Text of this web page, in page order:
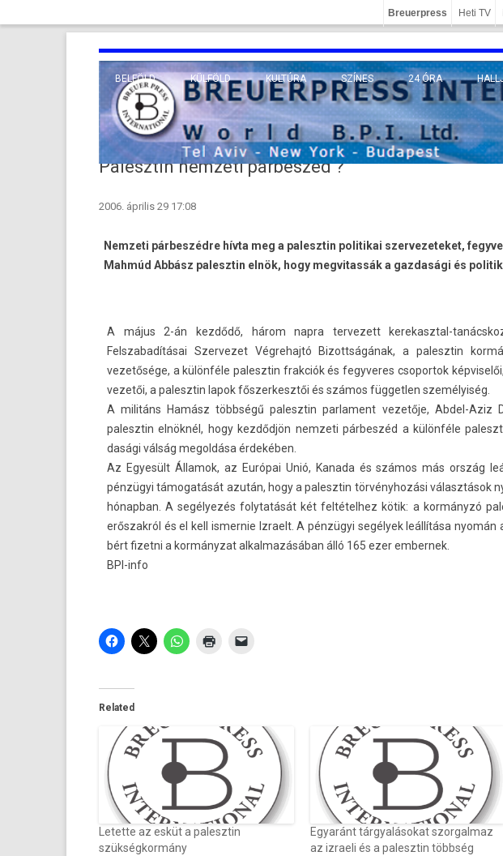
Breuerpress Heti TV
BELFÖLD KÜLFÖLD
EURÓPA
KÖZEL-KELET
TENGERENTÚL
KULTÚRA
TUDOMÁNY
VALLÁS
SZÍNES 24 ÓRA
Palesztin nemzeti párbeszéd ?
2006. április 29 17:08
Nemzeti párbeszédre hívta meg a palesztin politikai szervezeteket,
Mahmúd Abbász palesztin elnök, hogy megvitassák a gazdasági és
A május 2-án kezdődő, három napra ter­vezett kerekasztal-
Felszabadításai Szer­vezet Vég­rehajtó Bi­zottságának, a palesztin
vezetősége, a különféle palesztin frak­ciók és fegyveres csopor­tok
vezetői, a palesztin lapok fős­zerkesztői és számos füg­getl­en személyiség.
A militáns Hamász többségű palesztin par­la­ment vezetője, Abdel-Aziz
palesztin elnöknél, hogy kezdődjön nem­zeti párbeszéd a különféle
dasági válság megol­dása érdekében.
Az Egyesült Államok, az Európai Unió, Kanada és számos más ország
pénzügyi támogatását azután, hogy a palesztin törvényhozási választások
hónap­ban. A segélyezés folytatását két fel­tétel­hez kötik: a kormányzó
erőszakról és el kell is­mernie Iz­raelt. A pénzügyi segélyek leállítása
bért fizet­ni a kormányzat al­kal­mazásában álló 165 ezer em­ber­nek.
BPI-info
Related
Letette az esküt a palesztin
szükségkormány
Egyaránt tárgyalásokat szorgalmaz
az izraeli és a palesztin többség